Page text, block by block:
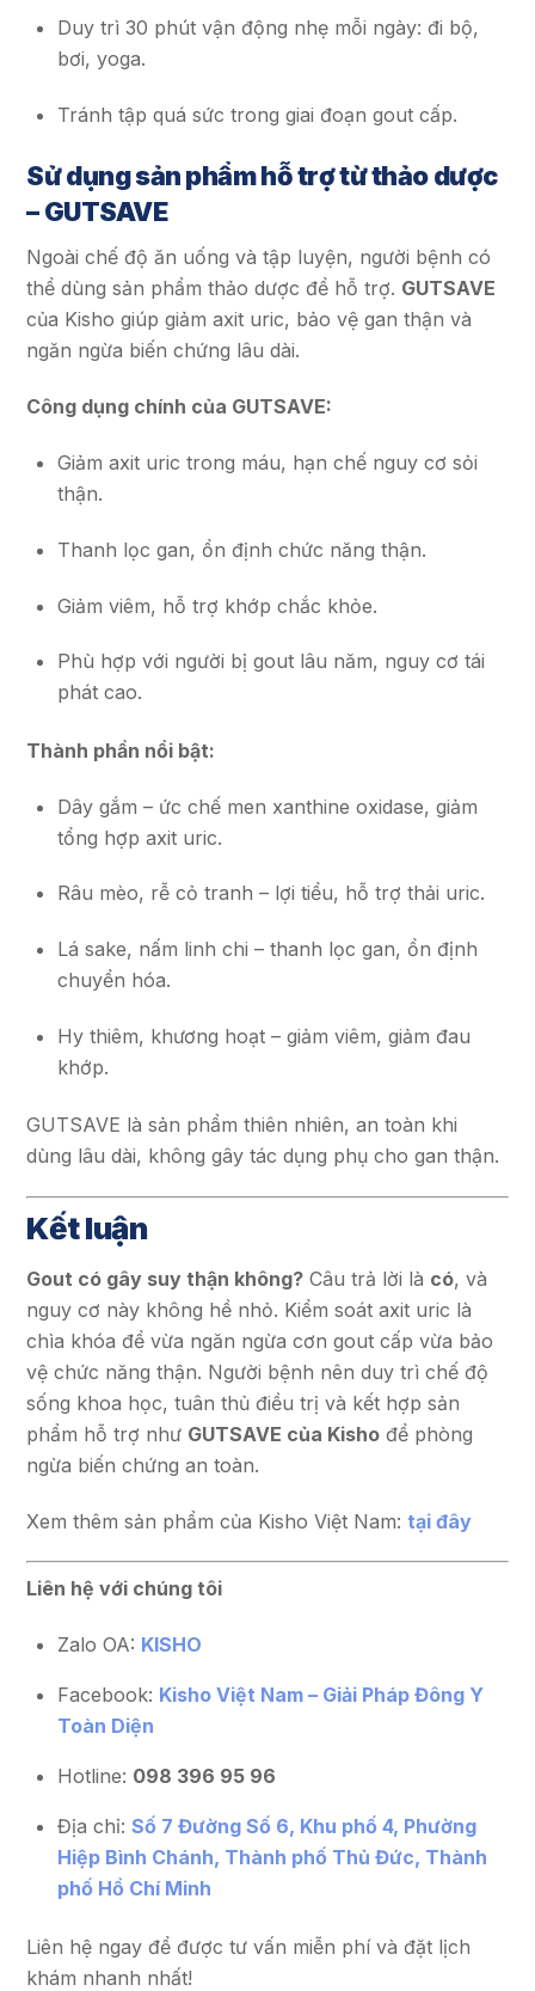
Duy trì 30 phút vận động nhẹ mỗi ngày: đi bộ,
bơi, yoga.
Tránh tập quá sức trong giai đoạn gout cấp.
Sử dụng sản phẩm hỗ trợ từ thảo dược
– GUTSAVE
Ngoài chế độ ăn uống và tập luyện, người bệnh có
thể dùng sản phẩm thảo dược để hỗ trợ. GUTSAVE
của Kisho giúp giảm axit uric, bảo vệ gan thận và
ngăn ngừa biến chứng lâu dài.
Công dụng chính của GUTSAVE:
Giảm axit uric trong máu, hạn chế nguy cơ sỏi
thận.
Thanh lọc gan, ổn định chức năng thận.
Giảm viêm, hỗ trợ khớp chắc khỏe.
Phù hợp với người bị gout lâu năm, nguy cơ tái
phát cao.
Thành phần nổi bật:
Dây gắm – ức chế men xanthine oxidase, giảm
tổng hợp axit uric.
Râu mèo, rễ cỏ tranh – lợi tiểu, hỗ trợ thải uric.
Lá sake, nấm linh chi – thanh lọc gan, ổn định
chuyển hóa.
Hy thiêm, khương hoạt – giảm viêm, giảm đau
khớp.
GUTSAVE là sản phẩm thiên nhiên, an toàn khi
dùng lâu dài, không gây tác dụng phụ cho gan thận.
Kết luận
Gout có gây suy thận không? Câu trả lời là có, và
nguy cơ này không hề nhỏ. Kiểm soát axit uric là
chìa khóa để vừa ngăn ngừa cơn gout cấp vừa bảo
vệ chức năng thận. Người bệnh nên duy trì chế độ
sống khoa học, tuân thủ điều trị và kết hợp sản
phẩm hỗ trợ như GUTSAVE của Kisho để phòng
ngừa biến chứng an toàn.
Xem thêm sản phẩm của Kisho Việt Nam:tại đây
Liên hệ với chúng tôi
Zalo OA: KISHO
Facebook: Kisho Việt Nam – Giải Pháp Đông Y
Toàn Diện
Hotline: 098 396 95 96
Địa chỉ: Số 7 Đường Số 6, Khu phố 4, Phường
Hiệp Bình Chánh, Thành phố Thủ Đức, Thành
phố Hồ Chí Minh
Liên hệ ngay để được tư vấn miễn phí và đặt lịch
khám nhanh nhất!